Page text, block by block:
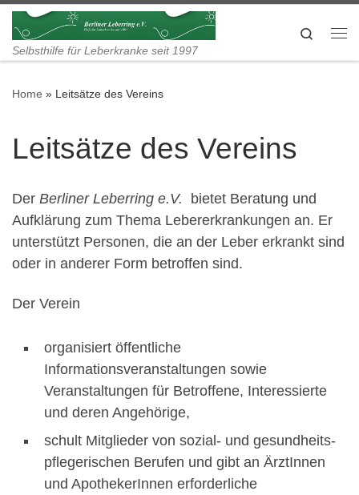
Skip to content
Selbsthilfe für Leberkranke seit 1997
Search
Home » Leitsätze des Vereins
Leitsätze des Vereins
Der Berliner Leberring e.V. bietet Beratung und
Aufklärung zum Thema Lebererkrankungen an. Er
unterstützt Personen, die an der Leber erkrankt sind
oder in anderer Form betroffen sind.
Der Verein
organisiert öffentliche
Informationsveranstaltungen sowie
Veranstaltungen für Betroffene, Interessierte
und deren Angehörige,
schult Mitglieder von sozial- und gesundheits-
pflegerischen Berufen und gibt an ÄrztInnen
und ApothekerInnen erforderliche